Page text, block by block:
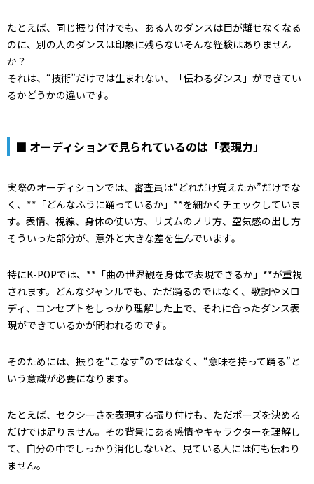
たとえば、同じ振り付けでも、ある人のダンスは目が離せなくなる
のに、別の人のダンスは印象に残らない――そんな経験はありません
か？
それは、“技術”だけでは生まれない、「伝わるダンス」ができてい
るかどうかの違いです。
■ オーディションで見られているのは「表現力」
実際のオーディションでは、審査員は“どれだけ覚えたか”だけでな
く、**「どんなふうに踊っているか」**を細かくチェックしていま
す。表情、視線、身体の使い方、リズムのノリ方、空気感の出し方――
そういった部分が、意外と大きな差を生んでいます。
特にK-POPでは、**「曲の世界観を身体で表現できるか」**が重視
されます。どんなジャンルでも、ただ踊るのではなく、歌詞やメロ
ディ、コンセプトをしっかり理解した上で、それに合ったダンス表
現ができているかが問われるのです。
そのためには、振りを“こなす”のではなく、“意味を持って踊る”と
いう意識が必要になります。
たとえば、セクシーさを表現する振り付けも、ただポーズを決める
だけでは足りません。その背景にある感情やキャラクターを理解し
て、自分の中でしっかり消化しないと、見ている人には何も伝わり
ません。